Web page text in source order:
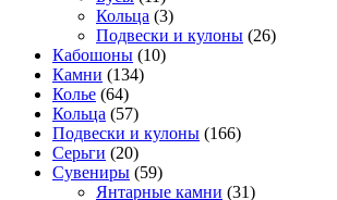
Кольца (3)
Подвески и кулоны (26)
Кабошоны (10)
Камни (134)
Колье (64)
Кольца (57)
Подвески и кулоны (166)
Серьги (20)
Сувениры (59)
Янтарные камни (31)